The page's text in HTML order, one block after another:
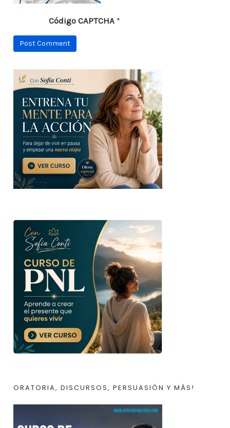
Código CAPTCHA*
ORATORIA, DISCURSOS, PERSUASIÓN Y MÁS!